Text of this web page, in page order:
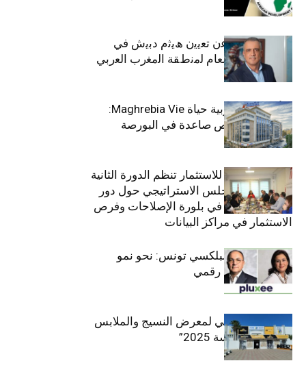
ﺗﯾﺗرا ﺑﺎك ﺗﻌﻠن ﻋن ﺗﻌﯾﯾن ھﯾﺛم دﺑﯾش ﻓﻲ
ﻣﻧﺻب اﻟﻣدﯾر اﻟﻌﺎم ﻟﻣﻧطﻘﺔ اﻟﻣﻐرب اﻟﻌرﺑﻲ
وﻏرب أﻓرﯾﻘﯾﺎ
التأمينات المغربية حياة Maghrebia Vie:
فاعل رائد بفرص صاعدة في البورصة
(+34.8%)
الهيئة التونسية للاستثمار تنظم الدورة الثانية
والعشرين للمجلس الاستراتيجي حول دور
القطاع الخاص في بلورة الإصلاحات وفرص
الاستثمار في مراكز البيانات
قيادة مزدوجة لبلكسي تونس: نحو نمو
متسارع وتحول رقمي
الافتتاح الرسمي لمعرض النسيج والملابس
“إنترتكس سوسة 2025”